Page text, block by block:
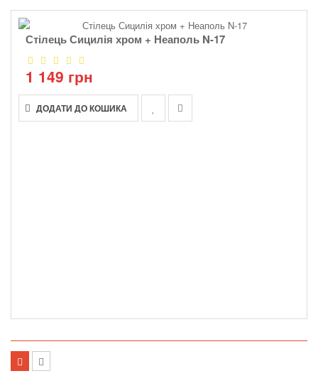
Стілець Сицилія хром + Неаполь N-17
1 149 грн
ДОДАТИ ДО КОШИКА